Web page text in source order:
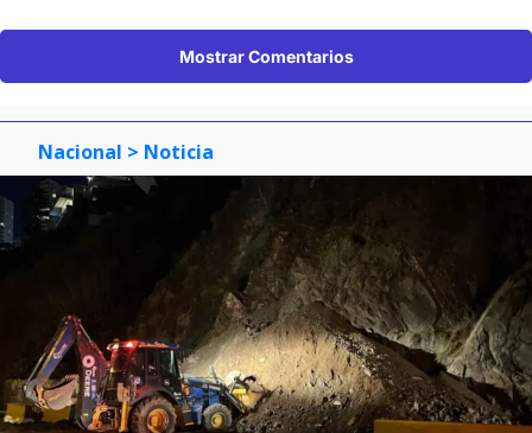
Mostrar Comentarios
Nacional > Noticia